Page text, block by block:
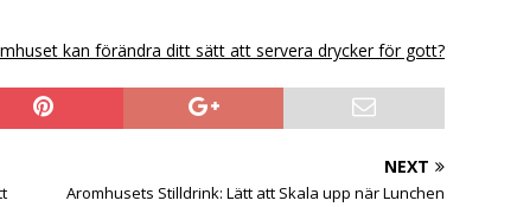
kan förändra ditt sätt att servera drycker för gott?
NEXT
Aromhusets Stilldrink: Lätt att Skala upp när Lunchen